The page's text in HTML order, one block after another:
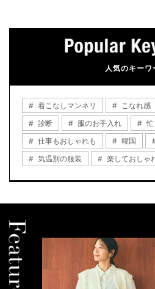
人気のキーワ
着こなしマンネリ こなれ感
診断
服のお手入れ
忙
仕事もおしゃれも
韓国
気温別の服装
楽しておしゃ